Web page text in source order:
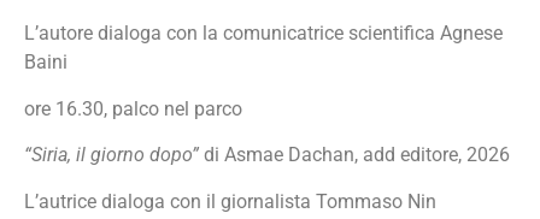
L’autore dialoga con la comunicatrice scientifica Agnese
Baini
ore 16.30, palco nel parco
“Siria, il giorno dopo” di Asmae Dachan, add editore, 2026
L’autrice dialoga con il giornalista Tommaso Nin